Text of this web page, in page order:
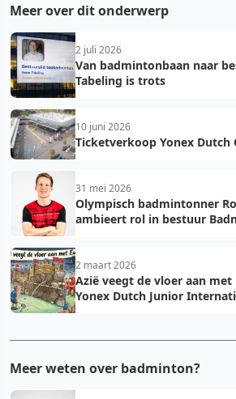
Meer over dit onderwerp
2 juli 2026
Van badmintonbaan naar
Tabeling is trots
10 juni 2026
Ticketverkoop Yonex Dutch
31 mei 2026
Olympisch badmintonner
ambieert rol in bestuur
2 maart 2026
Azië veegt de vloer aan
Yonex Dutch Junior
Meer weten over badminton?